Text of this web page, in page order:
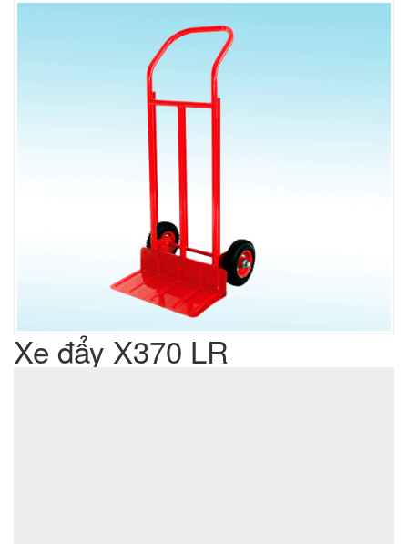
Xe đẩy X370 LR